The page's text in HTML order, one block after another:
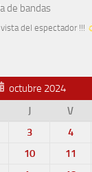
de bandas
del espectador !!!
octubre 2024
J V
3 4
10 11